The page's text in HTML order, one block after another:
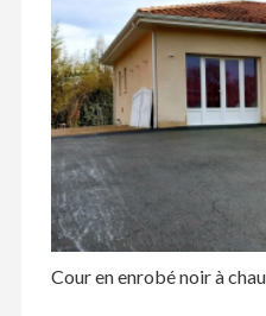
Cour en enrobé noir à